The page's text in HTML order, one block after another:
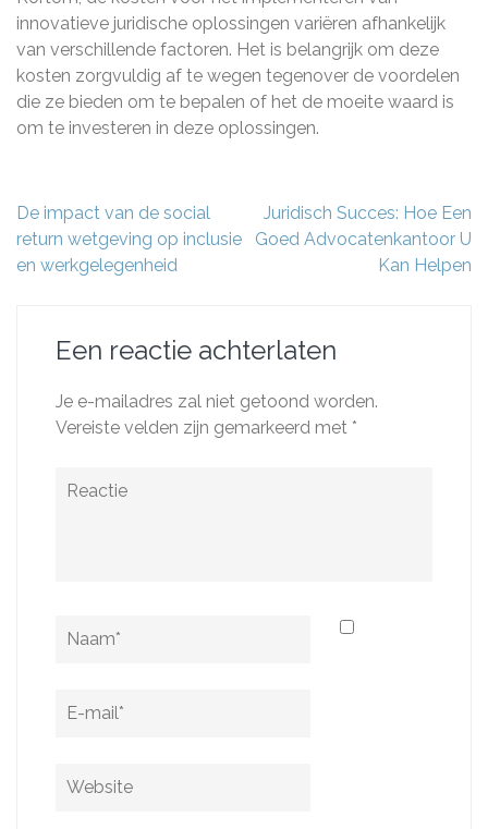
innovatieve juridische oplossingen variëren afhankelijk
van verschillende factoren. Het is belangrijk om deze
kosten zorgvuldig af te wegen tegenover de voordelen
die ze bieden om te bepalen of het de moeite waard is
om te investeren in deze oplossingen.
Berichtnavigatie
De impact van de social
return wetgeving op inclusie
en werkgelegenheid
Juridisch Succes: Hoe Een
Goed Advocatenkantoor U
Kan Helpen
Een reactie achterlaten
Je e-mailadres zal niet getoond worden.
Vereiste velden zijn gemarkeerd met *
Reactie
Naam
E-
Website